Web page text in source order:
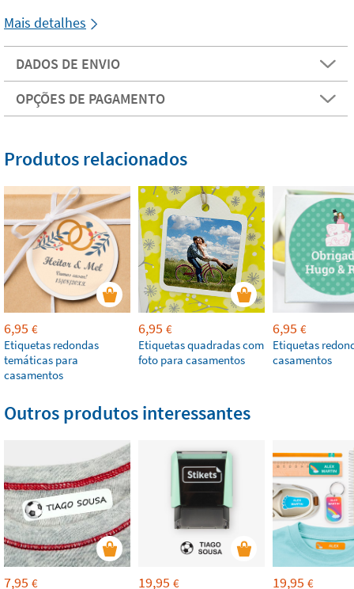
Mais detalhes
DADOS DE ENVIO
OPÇÕES DE PAGAMENTO
Produtos relacionados
6,95 €
Etiquetas redondas
temáticas para
casamentos
6,95 €
Etiquetas quadradas com
foto para casamentos
6,95 €
Etiquetas
casamentos
Outros produtos interessantes
7,95 € 19,95 € 19,95 €